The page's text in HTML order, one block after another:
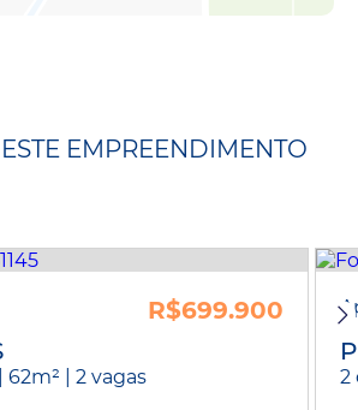
EMPREENDIMENTO
R$699.900
62m² | 2 vagas 2